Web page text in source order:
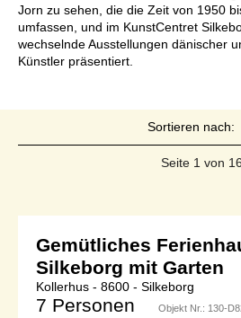
Jorn zu sehen, die die Zeit von 1950
umfassen, und im KunstCentret
wechselnde Ausstellungen dänischer
Künstler präsentiert.
Sortieren nach:
Seite 1 von 16
Gemütliches
Silkeborg mit Garten
Kollerhus - 8600 - Silkeborg
7 Personen Objekt Nr.: 130-